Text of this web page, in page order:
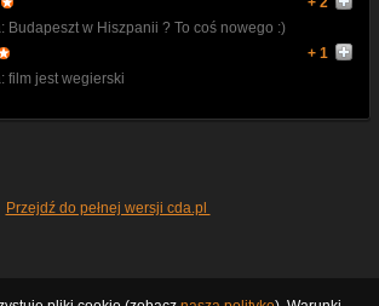
Budapeszt w Hiszpanii ? To coś nowego :)
+ 1
film jest wegierski
Przejdź do pełnej wersji cda.pl